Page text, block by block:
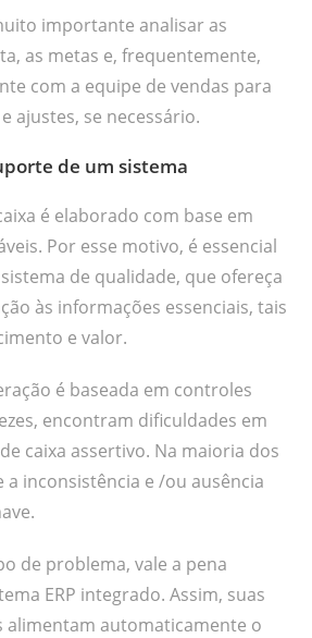
importante analisar as
as metas e, frequentemente,
com a equipe de vendas para
ajustes, se necessário.
de um sistema
é elaborado com base em
Por esse motivo, é essencial
de qualidade, que ofereça
às informações essenciais, tais
e valor.
é baseada em controles
encontram dificuldades em
caixa assertivo. Na maioria dos
a inconsistência e /ou ausência
de problema, vale a pena
ERP integrado. Assim, suas
alimentam automaticamente o